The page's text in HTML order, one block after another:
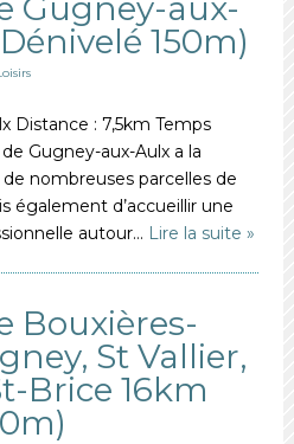
Gugney-aux-
150m)
Distance : 7,5km Temps
Gugney-aux-Aulx a la
nombreuses parcelles de
également d’accueillir une
autour… Lire la suite »
Bouxières-
St Vallier,
Brice 16km